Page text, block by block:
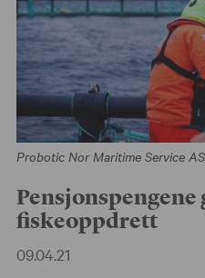
Probotic Nor Maritime Service AS
fiskeoppdrett
09.04.21